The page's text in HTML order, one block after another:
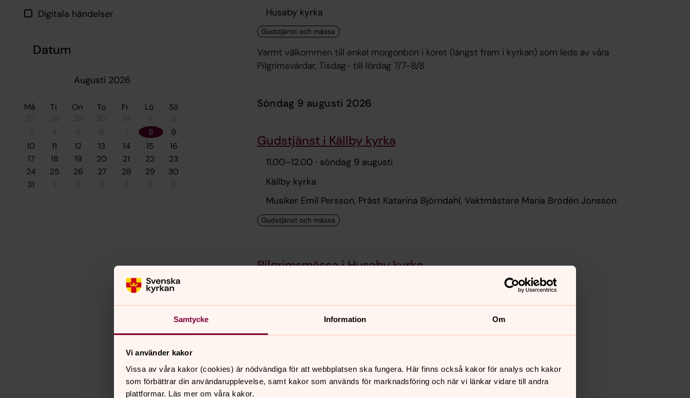
Samtycke Information Om
Vi använder kakor
Vissa av våra kakor (cookies) är nödvändiga för att webbplatsen ska fungera. Här finns också kakor för analys och kakor
som förbättrar din användarupplevelse, samt kakor som används för marknadsföring och när vi länkar vidare till andra
plattformar. Läs mer om våra kakor.
Digitala händelser
Datum
Augusti 2026
Må Ti On To Fr Lö
Sö
8
9
10
11 12 13 14 15
16
17
18 19 20 21 22
23
24
25 26 27 28 29
30
31
Husaby kyrka
Varmt välkommen till enkel morgonbön i koret (längst fram i kyrkan) som leds av våra
Pilgrimsvärdar, Tisdag- till lördag 7/7-8/8
söndag 9 augusti 2026
Gudstjänst i Källby kyrka
11.00–12.00 · söndag 9 augusti
Källby kyrka
Musiker Emil Persson, Präst Katarina Björndahl, Vaktmästare Maria Brodén Jonsson
Pilgrimsmässa i Husaby kyrka
Husaby kyrka
Präst Mikael Kjell
Sommarmusik i Holmestads kyrka